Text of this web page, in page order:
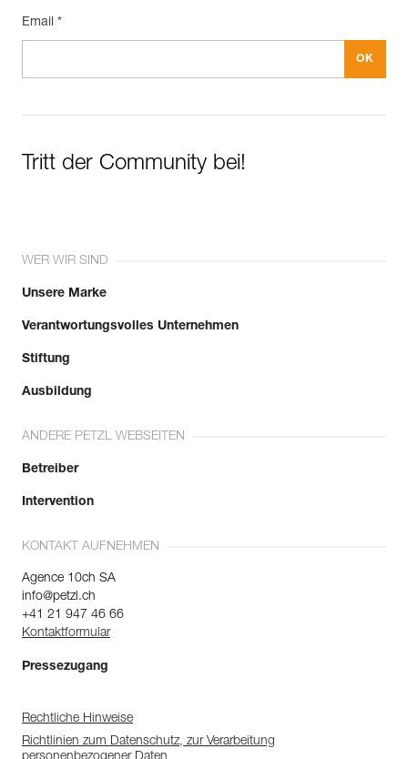
Email *
Tritt der Community bei!
WER WIR SIND
Unsere Marke
Verantwortungsvolles Unternehmen
Stiftung
Ausbildung
ANDERE PETZL WEBSEITEN
Betreiber
Intervention
KONTAKT AUFNEHMEN
Agence 10ch SA
info@petzl.ch
+41 21 947 46 66
Kontaktformular
Pressezugang
Rechtliche Hinweise
Richtlinien zum Datenschutz, zur Verarbeitung